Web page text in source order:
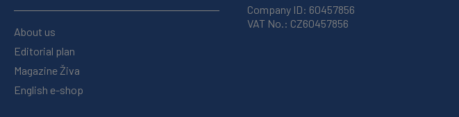
About us
Editorial plan
Magazine Živa
English e-shop
Company ID: 60457856
VAT No.: CZ60457856